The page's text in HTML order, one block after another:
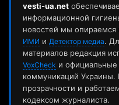
vesti-ua.net
информационной
новостей мы
ИМИ и Детектор медиа.
материалов редакция
VoxCheck и официальные
коммуникаций
прозрачности и
кодексом журналиста.